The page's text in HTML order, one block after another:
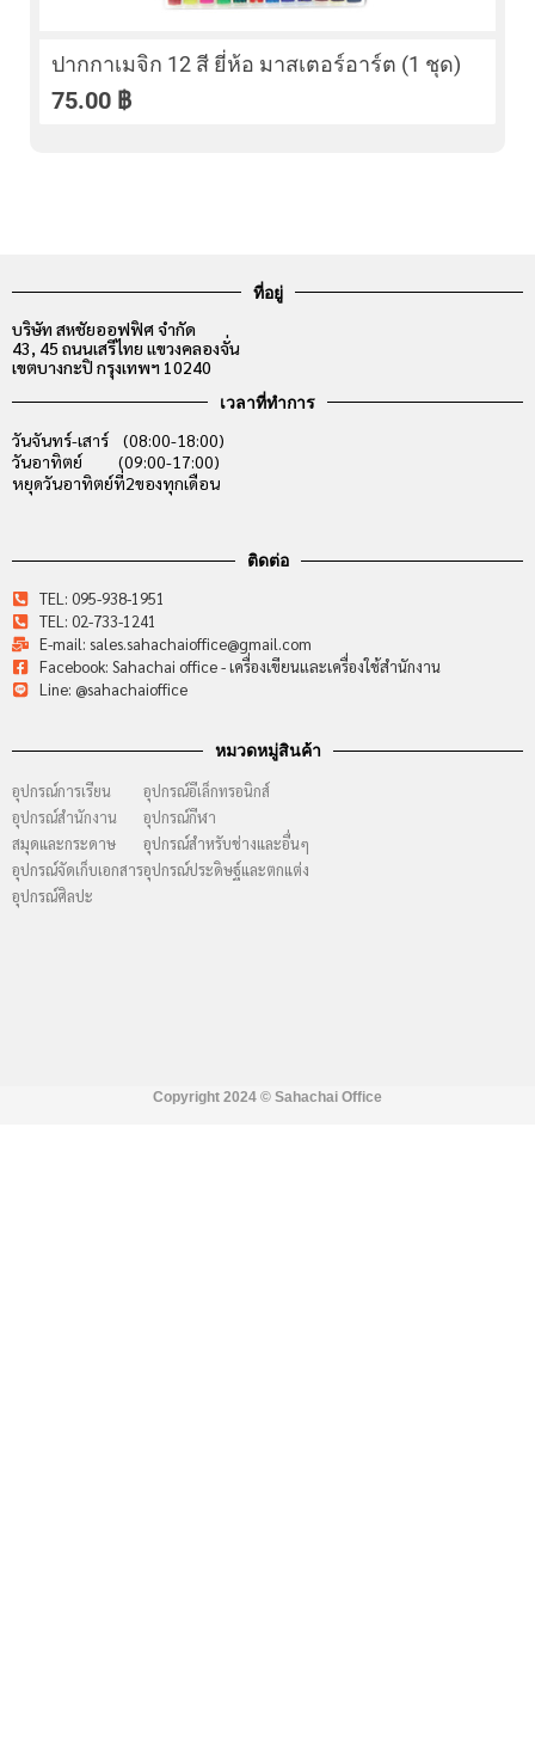
ปากกาเมจิก 12 สี ยี่ห้อ มาสเตอร์อาร์ต (1 ชุด)
75.00 ฿
ที่อยู่
บริษัท สหชัยออฟฟิศ จำกัด
43, 45 ถนนเสรีไทย แขวงคลองจั่น
เขตบางกะปิ กรุงเทพฯ 10240
เวลาที่ทำการ
วันจันทร์-เสาร์ (08:00-18:00)
วันอาทิตย์ (09:00-17:00)
หยุดวันอาทิตย์ที่2ของทุกเดือน
ติดต่อ
TEL: 095-938-1951
TEL: 02-733-1241
E-mail: sales.sahachaioffice@gmail.com
Facebook: Sahachai office - เครื่องเขียนและเครื่องใช้สำนักงาน
Line: @sahachaioffice
หมวดหมู่สินค้า
อุปกรณ์การเรียน
อุปกรณ์สำนักงาน
สมุดและกระดาษ
อุปกรณ์จัดเก็บเอกสาร
อุปกรณ์ศิลปะ
อุปกรณ์อีเล็กทรอนิกส์
อุปกรณ์กีฬา
อุปกรณ์สำหรับช่างและอื่นๆ
อุปกรณ์ประดิษฐ์และตกแต่ง
Copyright 2024 © Sahachai Office